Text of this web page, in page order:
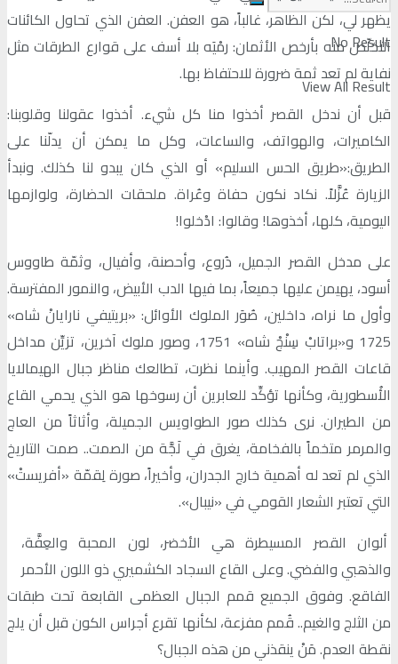
No Result
View All Result
يظهر لي، لكن الظاهر، غالباً، هو العفن. العفن الذي تحاول الكائنات
التخلّص منه بأرخص الأثمان: رمْيَه بلا أسف على قوارع الطرقات مثل
نفاية لم تعد ثمة ضرورة للاحتفاظ بها.
قبل أن ندخل القصر أخذوا منا كل شيء. أخذوا عقولنا وقلوبنا:
الكاميرات، والهواتف، والساعات، وكل ما يمكن أن يدلّنا على
الطريق:«طريق الحس السليم» أو الذي كان يبدو لنا كذلك. ونبدأ
الزيارة عُزَّلاً. نكاد نكون حفاة وعُراة. ملحقات الحضارة، ولوازمها
اليومية، كلها، أخذوها! وقالوا: ادْخلوا!
على مدخل القصر الجميل، دُروع، وأحصنة، وأفيال، وثمّة طاووس
أسود، يهيمن عليها جميعاً، بما فيها الدب الأبيض، والنمور المفترسة.
وأول ما نراه، داخلين، صُوَر الملوك الأوائل: «بريتيفي نارايانْ شاه»
1725 و«براتابْ سِنْجْ شاه» 1751، وصور ملوك آخرين، تزيِّن مداخل
قاعات القصر المهيب. وأينما نظرت، تطالعك مناظر جبال الهيمالايا
الأُسطورية، وكأنها تؤكِّد للعابرين أن رسوخها هو الذي يحمي القاع
من الطيران. نرى كذلك صور الطواويس الجميلة، وأثاثاً من العاج
والمرمر متخماً بالفخامة، يغرق في لَجَّة من الصمت.. صمت التاريخ
الذي لم تعد له أهمية خارج الجدران، وأخيراً، صورة لِقمّة «أفريستْ»
التي تعتبر الشعار القومي في «نيبال».
ألوان القصر المسيطرة هي الأخضر، لون المحبة والعِفَّة،
والذهبي والفضي. وعلى القاع السجاد الكشميري ذو اللون الأحمر
الفاقع. وفوق الجميع قمم الجبال العظمى القابعة تحت طبقات
من الثلج والغيم.. قُمم مفزعة، لكأنها تقرع أجراس الكون قبل أن يلج
نقطة العدم. مَنْ ينقذني من هذه الجبال؟